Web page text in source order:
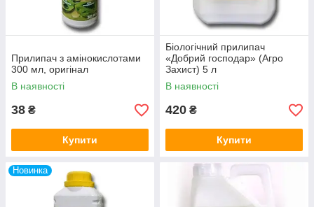
Прилипач з амінокислотами
300 мл, оригінал
В наявності
38 ₴
Купити
Біологічний прилипач
«Добрий господар» (Агро
Захист) 5 л
В наявності
420 ₴
Купити
Новинка